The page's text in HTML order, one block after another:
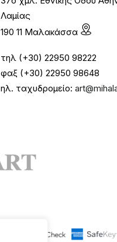
Λαμίας
190 11 Μαλακάσσα
τηλ (+30) 22950 98222
φαξ (+30) 22950 98648
ηλ. ταχυδρομείο: